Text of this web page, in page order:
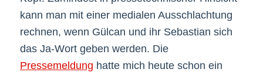
kann man mit einer medialen Ausschlachtung
rechnen, wenn Gülcan und ihr Sebastian sich
das Ja-Wort geben werden. Die
Pressemeldung hatte mich heute schon ein